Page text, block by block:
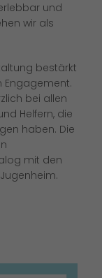
und
wir als
bestärkt
Engagement.
bei allen
Helfern, die
haben. Die
mit den